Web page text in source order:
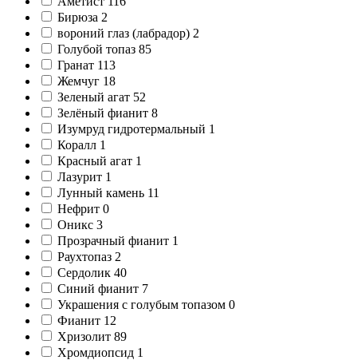
Бирюза 2
вороний глаз (лабрадор) 2
Голубой топаз 85
Гранат 113
Жемчуг 18
Зеленый агат 52
Зелёный фианит 8
Изумруд гидротермальный 1
Коралл 1
Красный агат 1
Лазурит 1
Лунный камень 11
Нефрит 0
Оникс 3
Прозрачный фианит 1
Раухтопаз 2
Сердолик 40
Синий фианит 7
Украшения с голубым топазом 0
Фианит 12
Хризолит 89
Хромдиопсид 1